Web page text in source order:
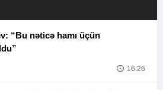
“Bu nəticə hamı üçün
16:26